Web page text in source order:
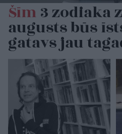
Šīm3 zodiaka
augusts būs
gatavs jau